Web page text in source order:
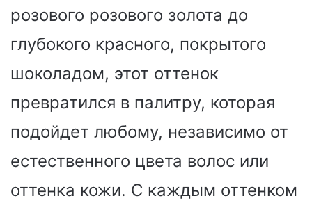
розового розового золота до
глубокого красного, покрытого
шоколадом, этот оттенок
превратился в палитру, которая
подойдет любому, независимо от
естественного цвета волос или
оттенка кожи. С каждым оттенком